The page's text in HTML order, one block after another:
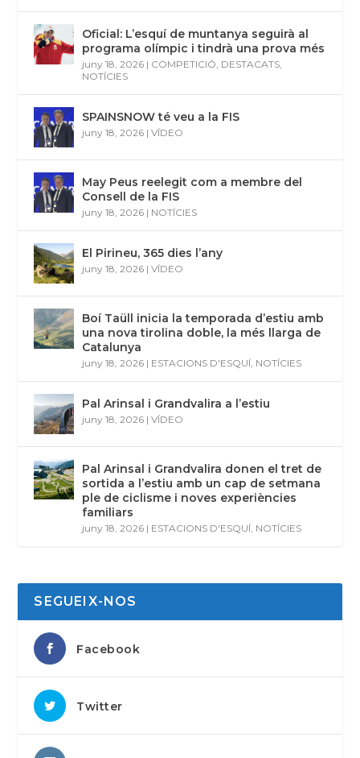
Oficial: L’esquí de muntanya seguirà al
programa olímpic i tindrà una prova més
juny 18, 2026 | COMPETICIÓ DESTACATS
NOTÍCIES
SPAINSNOW té veu a la FIS
juny 18, 2026 |VÍDEO
May Peus reelegit com a membre del
Consell de la FIS
juny 18, 2026 | NOTÍCIES
El Pirineu, 365 dies l’any
juny 18, 2026 |VÍDEO
Boí Taüll inicia la temporada d’estiu amb
una nova tirolina doble, la més llarga de
Catalunya
juny 18, 2026 | ESTACIONS D'ESQUÍ NOTÍCIES
Pal Arinsal i Grandvalira a l’estiu
juny 18, 2026 |VÍDEO
Pal Arinsal i Grandvalira donen el tret de
sortida a l’estiu amb un cap de setmana
ple de ciclisme i noves experiències
familiars
juny 18, 2026 | ESTACIONS D'ESQUÍ NOTÍCIES
SEGUEIX-NOS
Facebook
Twitter